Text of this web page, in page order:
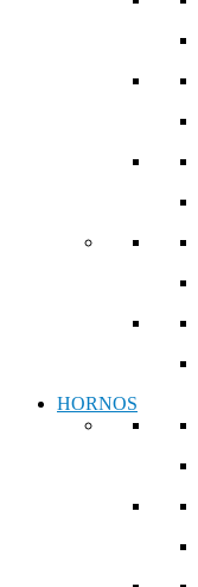
HORNOS